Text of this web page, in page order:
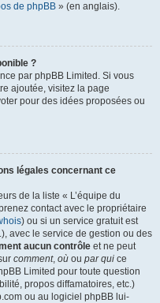
de phpBB » (en anglais).
?
par phpBB Limited. Si vous
ajoutée, visitez la page
pour des idées proposées ou
légales concernant ce
de la liste « L’équipe du
contact avec le propriétaire
) ou si un service gratuit est
avec le service de gestion ou des
aucun contrôle et ne peut
comment, où ou par qui ce
Limited pour toute question
propos diffamatoires, etc.)
ou au logiciel phpBB lui-